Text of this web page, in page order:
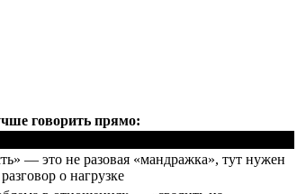
говорить прямо:
— это не разовая «мандражка», тут нужен
о нагрузке